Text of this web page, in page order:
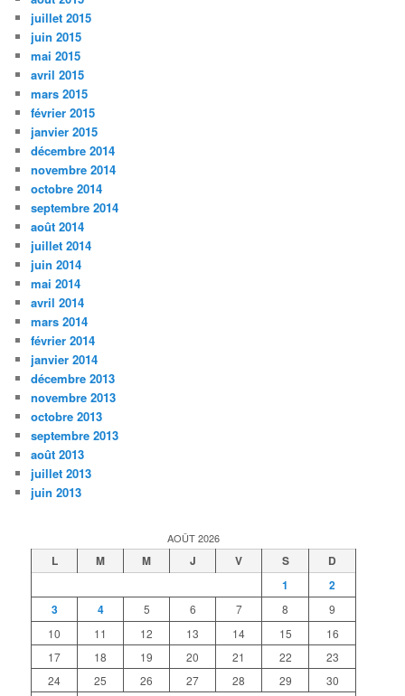
juillet 2015
juin 2015
mai 2015
avril 2015
mars 2015
février 2015
janvier 2015
décembre 2014
novembre 2014
octobre 2014
septembre 2014
août 2014
juillet 2014
juin 2014
mai 2014
avril 2014
mars 2014
février 2014
janvier 2014
décembre 2013
novembre 2013
octobre 2013
septembre 2013
août 2013
juillet 2013
juin 2013
AOÛT 2026
L M M J V S
D
1
2
3
4 5 6 7 8
9
10
11 12 13 14 15
16
17
18 19 20 21 22
23
24
25 26 27 28 29
30